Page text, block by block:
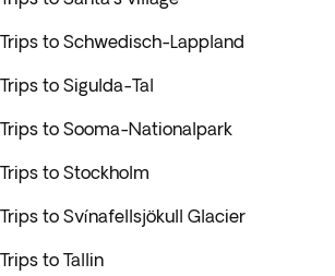
Trips to Schwedisch-Lappland
Trips to Sigulda-Tal
Trips to Sooma-Nationalpark
Trips to Stockholm
Trips to Svínafellsjökull Glacier
Trips to Tallin